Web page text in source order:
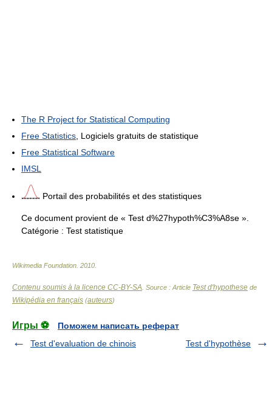
The R Project for Statistical Computing
Free Statistics , Logiciels gratuits de statistique
Free Statistical Software
IMSL
Portail des probabilités et des statistiques
Ce document provient de « Test d%27hypoth%C3%A8se ».
Catégorie : Test statistique
Wikimedia Foundation 2010
Contenu soumis à la licence CC-BY-SA . Source : Article Test d'hypothese de
Wikipédia en français (auteurs)
Игры ⚽
Поможем написать реферат
Test d'evaluation de chinois
Test d'hypothèse